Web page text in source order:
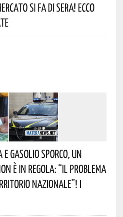
Si Fa Di Sera! Ecco
Gasolio Sporco, Un
È In Regola: “il Problema
Nazionale”! I